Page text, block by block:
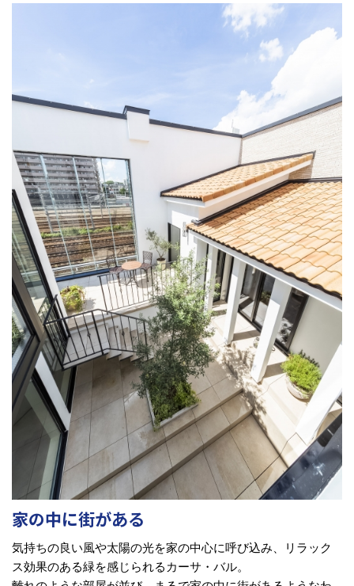
家の中に街がある
気持ちの良い風や太陽の光を家の中心に呼び込み、リラック
ス効果のある緑を感じられるカーサ・バル。